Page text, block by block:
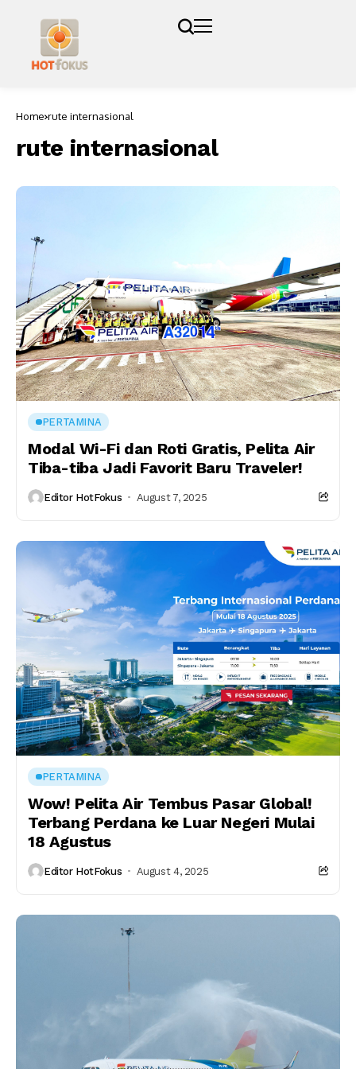
Home rute internasional
rute internasional
PERTAMINA
Modal Wi-Fi dan Roti Gratis, Pelita Air
Tiba-tiba Jadi Favorit Baru Traveler!
Editor HotFokus August 7, 2025
PERTAMINA
Wow! Pelita Air Tembus Pasar Global!
Terbang Perdana ke Luar Negeri Mulai
18 Agustus
Editor HotFokus August 4, 2025